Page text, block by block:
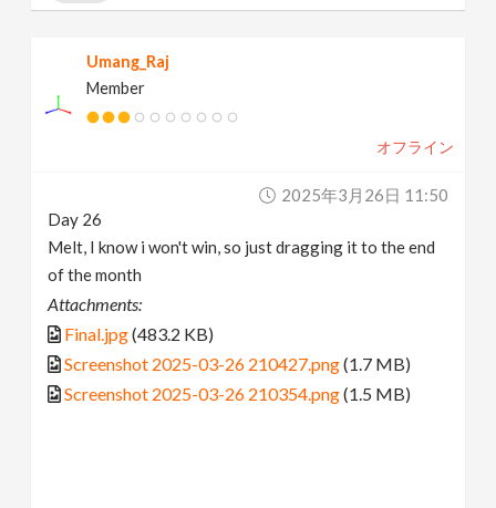
Umang_Raj
Member
オフライン
2025年3月26日 11:50
Day 26
Melt, I know i won't win, so just dragging it to the end
of the month
Attachments:
Final.jpg(483.2 KB)
Screenshot 2025-03-26 210427.png(1.7 MB)
Screenshot 2025-03-26 210354.png(1.5 MB)